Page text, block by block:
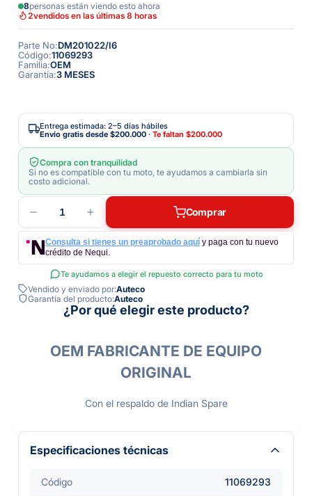
8personas están viendo esto ahora
2vendidos en las últimas 8 horas
Parte No:DM201022/I6
Código:11069293
Familia:OEM
Garantía:3 MESES
Entrega estimada: 2–5 días hábiles
Envío gratis desde $200.000 · Te faltan $200.000
Compra con tranquilidad
Si no es compatible con tu moto, te ayudamos a cambiarla sin
costo adicional.
1 Comprar
Consulta si tienes un preaprobado aquí y paga con tu nuevo
crédito de Nequi.
Te ayudamos a elegir el repuesto correcto para tu moto
Vendido y enviado por:Auteco
Garantía del producto:Auteco
¿Por qué elegir este producto?
OEM FABRICANTE DE EQUIPO
ORIGINAL
Con el respaldo de Indian Spare
Especificaciones técnicas
Código 11069293